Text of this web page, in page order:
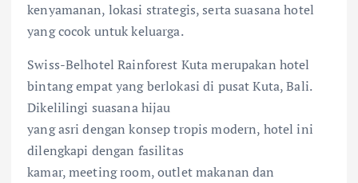
kenyamanan, lokasi strategis, serta suasana hotel
yang cocok untuk keluarga.
Swiss-Belhotel Rainforest Kuta merupakan hotel
bintang empat yang berlokasi di pusat Kuta, Bali.
Dikelilingi suasana hijau
yang asri dengan konsep tropis modern, hotel ini
dilengkapi dengan fasilitas
kamar, meeting room, outlet makanan dan